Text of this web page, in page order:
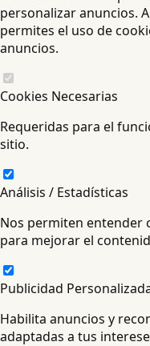
personalizar anuncios.
permites el uso de
anuncios.
Cookies Necesarias
Requeridas para el
sitio.
Análisis / Estadísticas
Nos permiten entender
para mejorar el
Publicidad
Habilita anuncios y
adaptadas a tus